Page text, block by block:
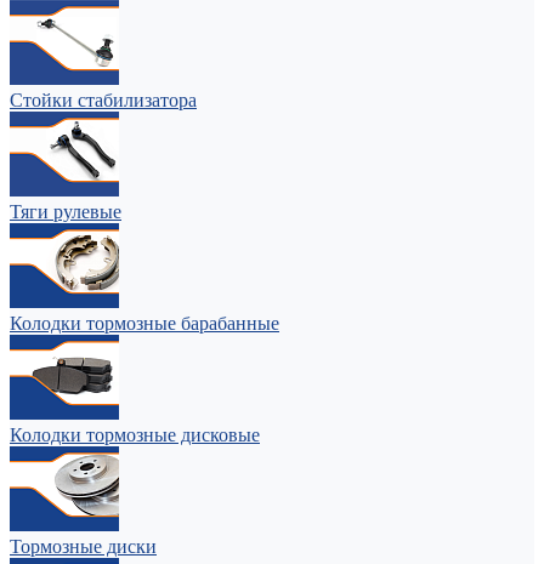
Стойки стабилизатора
Тяги рулевые
Колодки тормозные барабанные
Колодки тормозные дисковые
Тормозные диски